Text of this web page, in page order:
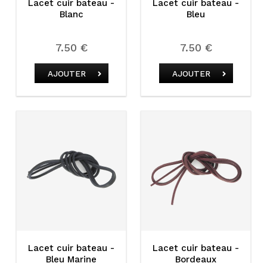
Lacet cuir bateau -
Blanc
7.50 €
AJOUTER
Lacet cuir bateau -
Bleu
7.50 €
AJOUTER
Lacet cuir bateau -
Bleu Marine
Lacet cuir bateau -
Bordeaux